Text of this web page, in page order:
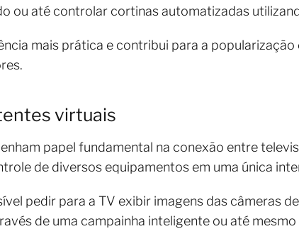
ou até controlar cortinas automatizadas
mais prática e contribui para a popularização
virtuais
papel fundamental na conexão entre
de diversos equipamentos em uma única
pedir para a TV exibir imagens das câmeras
de uma campainha inteligente ou até